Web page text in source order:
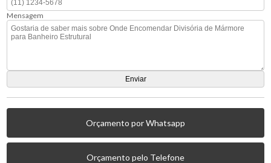
Mensagem
Orçamento por Whatsapp
Orçamento pelo Telefone